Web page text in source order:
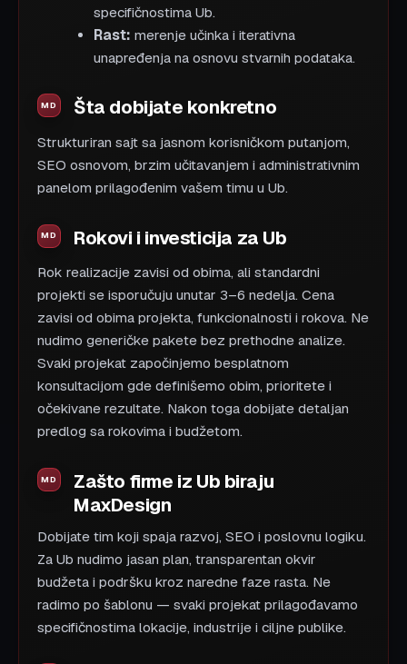
specifičnostima Ub.
Rast: merenje učinka i iterativna
unapređenja na osnovu stvarnih podataka.
Šta dobijate konkretno
Strukturiran sajt sa jasnom korisničkom putanjom,
SEO osnovom, brzim učitavanjem i administrativnim
panelom prilagođenim vašem timu u Ub.
Rokovi i investicija za Ub
Rok realizacije zavisi od obima, ali standardni
projekti se isporučuju unutar 3–6 nedelja. Cena
zavisi od obima projekta, funkcionalnosti i rokova. Ne
nudimo generičke pakete bez prethodne analize.
Svaki projekat započinjemo besplatnom
konsultacijom gde definišemo obim, prioritete i
očekivane rezultate. Nakon toga dobijate detaljan
predlog sa rokovima i budžetom.
Zašto firme iz Ub biraju
MaxDesign
Dobijate tim koji spaja razvoj, SEO i poslovnu logiku.
Za Ub nudimo jasan plan, transparentan okvir
budžeta i podršku kroz naredne faze rasta. Ne
radimo po šablonu — svaki projekat prilagođavamo
specifičnostima lokacije, industrije i ciljne publike.